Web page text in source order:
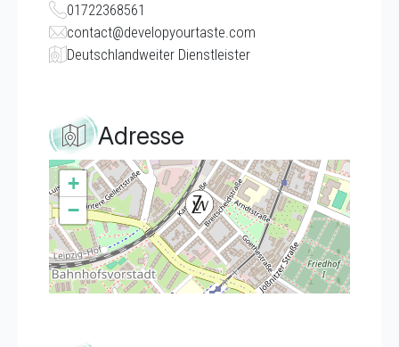
01722368561
contact@developyourtaste.com
Deutschlandweiter Dienstleister
Adresse
+
−